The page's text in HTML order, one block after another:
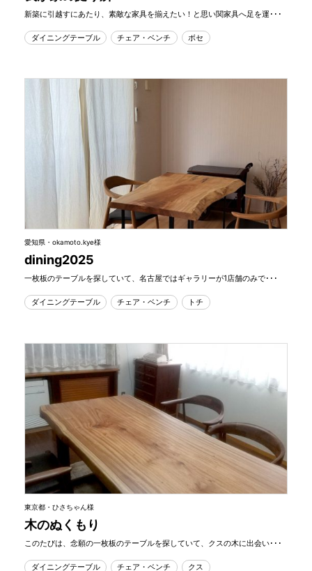
新築に引越すにあたり、素敵な家具を揃えたい！と思い関家具へ足を運･･･
ダイニングテーブル チェア・ベンチ ボセ
愛知県・okamoto.kye様
dining2025
一枚板のテーブルを探していて、名古屋ではギャラリーが1店舗のみで･･･
ダイニングテーブル チェア・ベンチ トチ
東京都・ひさちゃん様
木のぬくもり
このたびは、念願の一枚板のテーブルを探していて、クスの木に出会い･･･
ダイニングテーブル チェア・ベンチ クス